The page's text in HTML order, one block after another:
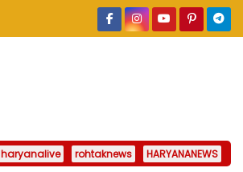
haryanalive rohtaknews HARYANANEWS